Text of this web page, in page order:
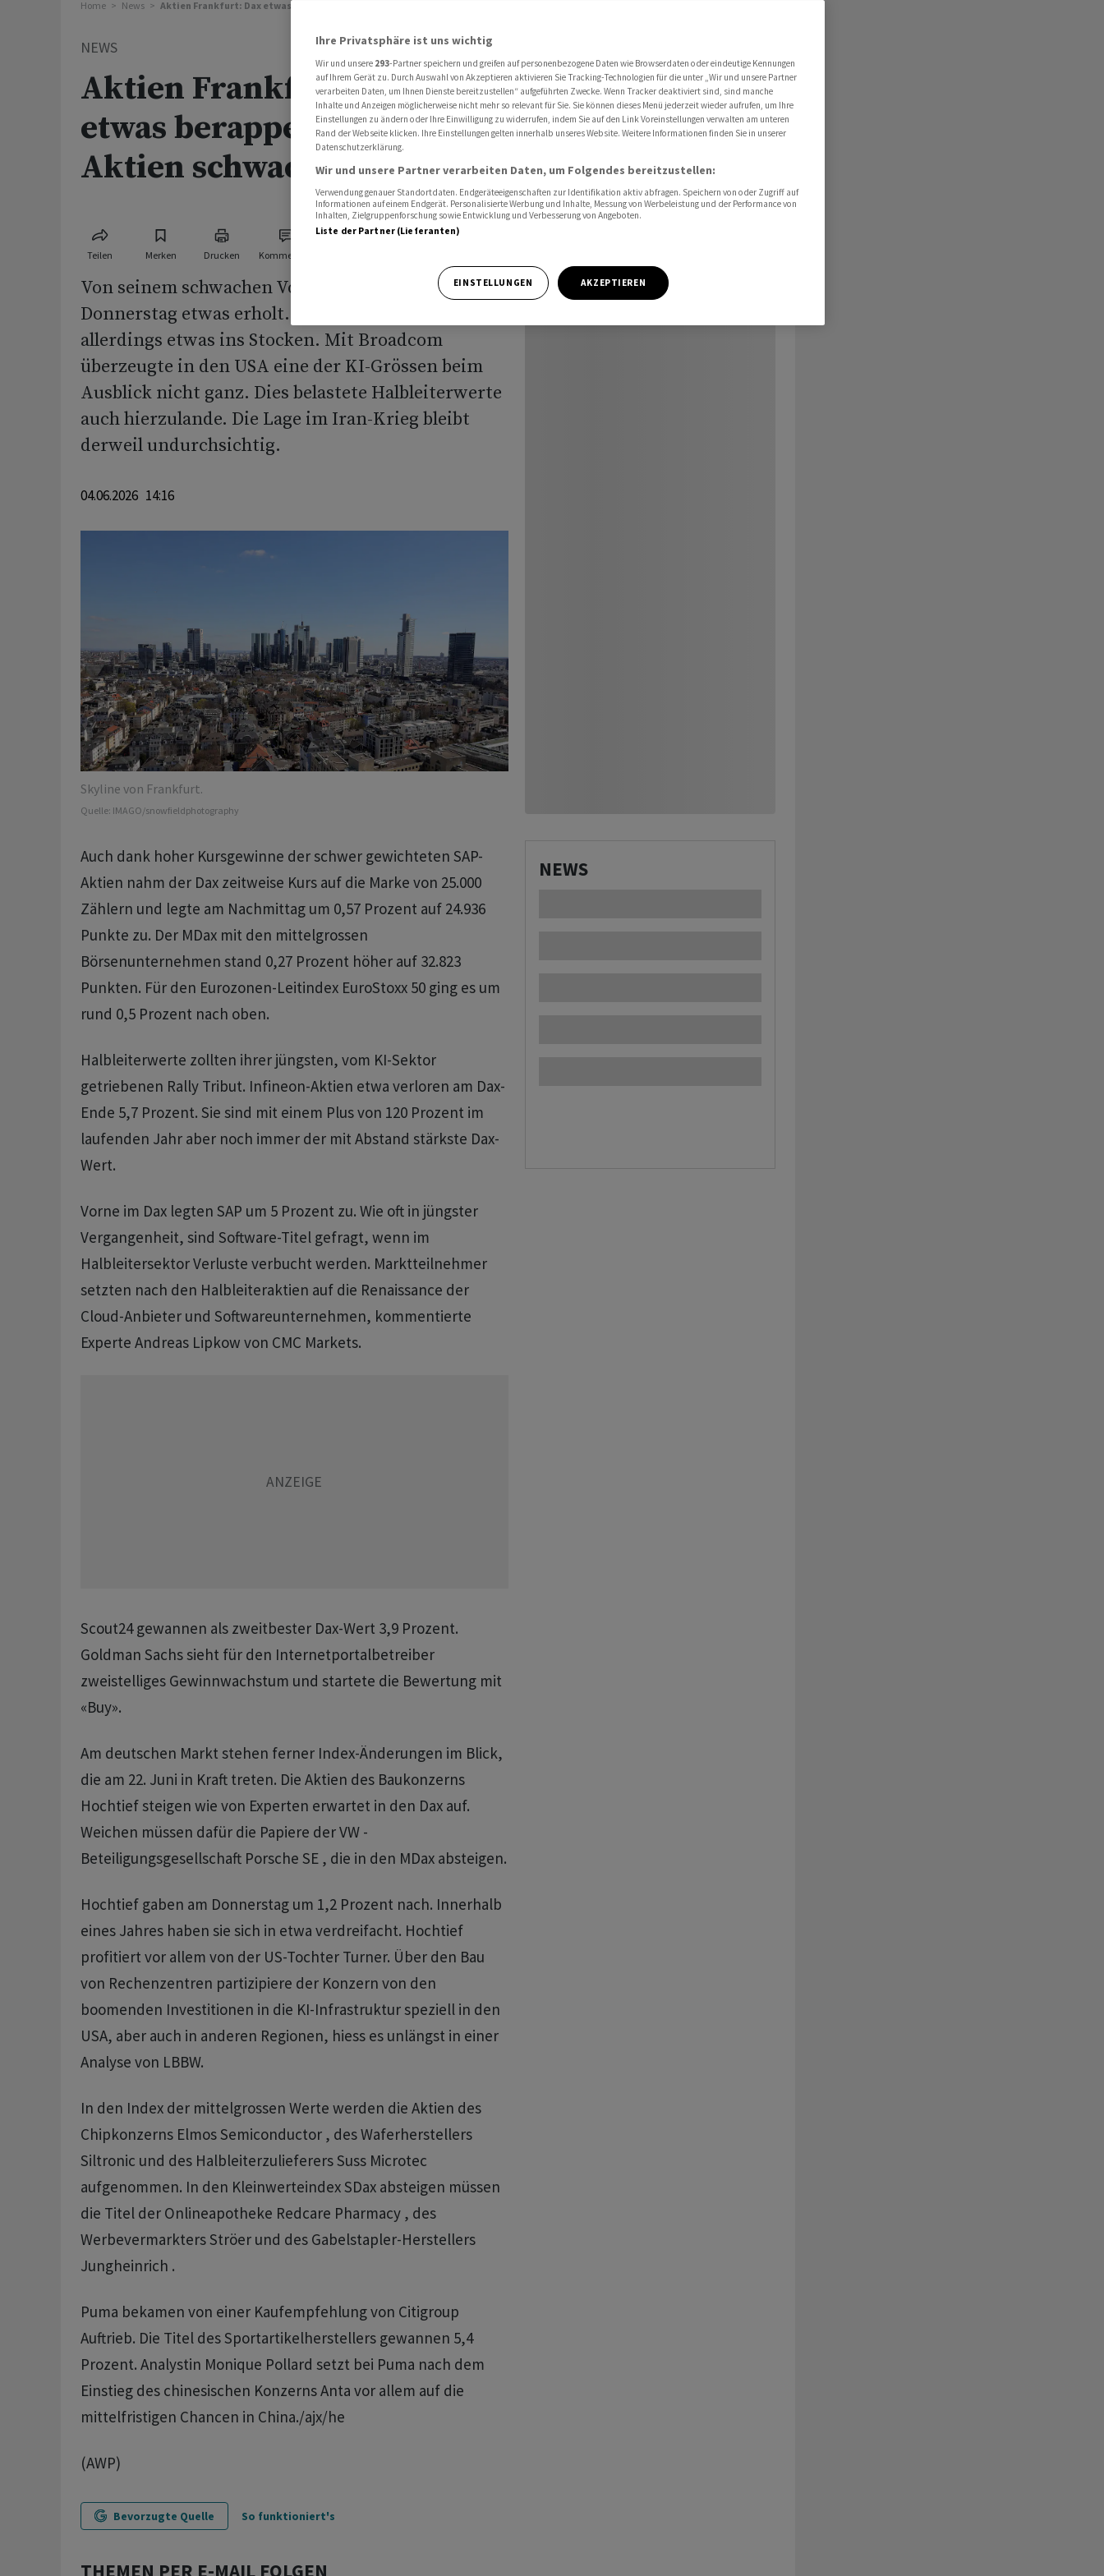
Home News Aktien Frankfurt: Dax etwas berappelt - Chip-Aktien schwach
NEWS
Aktien Frankfurt: Dax
etwas berappelt - Chip-
Aktien schwach
Teilen Merken Drucken Kommentare
Von seinem schwachen Vortag hat sich der Dax am
Donnerstag etwas erholt. Die KI-Rally geriet
allerdings etwas ins Stocken. Mit Broadcom
überzeugte in den USA eine der KI-Grössen beim
Ausblick nicht ganz. Dies belastete Halbleiterwerte
auch hierzulande. Die Lage im Iran-Krieg bleibt
derweil undurchsichtig.
04.06.2026 14:16
Skyline von Frankfurt.
Quelle: IMAGO/snowfieldphotography
Auch dank hoher Kursgewinne der schwer gewichteten SAP-
Aktien nahm der Dax zeitweise Kurs auf die Marke von 25.000
Zählern und legte am Nachmittag um 0,57 Prozent auf 24.936
Punkte zu. Der MDax mit den mittelgrossen
Börsenunternehmen stand 0,27 Prozent höher auf 32.823
Punkten. Für den Eurozonen-Leitindex EuroStoxx 50 ging es um
rund 0,5 Prozent nach oben.
Halbleiterwerte zollten ihrer jüngsten, vom KI-Sektor
getriebenen Rally Tribut. Infineon-Aktien etwa verloren am Dax-
Ende 5,7 Prozent. Sie sind mit einem Plus von 120 Prozent im
laufenden Jahr aber noch immer der mit Abstand stärkste Dax-
Wert.
Vorne im Dax legten SAP um 5 Prozent zu. Wie oft in jüngster
Vergangenheit, sind Software-Titel gefragt, wenn im
Halbleitersektor Verluste verbucht werden. Marktteilnehmer
setzten nach den Halbleiteraktien auf die Renaissance der
Cloud-Anbieter und Softwareunternehmen, kommentierte
Experte Andreas Lipkow von CMC Markets.
Scout24 gewannen als zweitbester Dax-Wert 3,9 Prozent.
Goldman Sachs sieht für den Internetportalbetreiber
zweistelliges Gewinnwachstum und startete die Bewertung mit
«Buy».
Am deutschen Markt stehen ferner Index-Änderungen im Blick,
die am 22. Juni in Kraft treten. Die Aktien des Baukonzerns
Hochtief steigen wie von Experten erwartet in den Dax auf.
Weichen müssen dafür die Papiere der VW -
Beteiligungsgesellschaft Porsche SE , die in den MDax absteigen.
Hochtief gaben am Donnerstag um 1,2 Prozent nach. Innerhalb
eines Jahres haben sie sich in etwa verdreifacht. Hochtief
profitiert vor allem von der US-Tochter Turner. Über den Bau
von Rechenzentren partizipiere der Konzern von den
boomenden Investitionen in die KI-Infrastruktur speziell in den
USA, aber auch in anderen Regionen, hiess es unlängst in einer
Analyse von LBBW.
In den Index der mittelgrossen Werte werden die Aktien des
Chipkonzerns Elmos Semiconductor , des Waferherstellers
Siltronic und des Halbleiterzulieferers Suss Microtec
aufgenommen. In den Kleinwerteindex SDax absteigen müssen
die Titel der Onlineapotheke Redcare Pharmacy , des
Werbevermarkters Ströer und des Gabelstapler-Herstellers
Jungheinrich .
Puma bekamen von einer Kaufempfehlung von Citigroup
Auftrieb. Die Titel des Sportartikelherstellers gewannen 5,4
Prozent. Analystin Monique Pollard setzt bei Puma nach dem
Einstieg des chinesischen Konzerns Anta vor allem auf die
mittelfristigen Chancen in China./ajx/he
(AWP)
Bevorzugte Quelle So funktioniert's
THEMEN PER E-MAIL FOLGEN
NEWS
Ihre Privatsphäre ist uns wichtig
Wir und unsere 293-Partner speichern und greifen auf personenbezogene Daten wie Browserdaten oder eindeutige Kennungen
auf Ihrem Gerät zu. Durch Auswahl von Akzeptieren aktivieren Sie Tracking-Technologien für die unter „Wir und unsere Partner
verarbeiten Daten, um Ihnen Dienste bereitzustellen“ aufgeführten Zwecke. Wenn Tracker deaktiviert sind, sind manche
Inhalte und Anzeigen möglicherweise nicht mehr so relevant für Sie. Sie können dieses Menü jederzeit wieder aufrufen, um Ihre
Einstellungen zu ändern oder Ihre Einwilligung zu widerrufen, indem Sie auf den Link Voreinstellungen verwalten am unteren
Rand der Webseite klicken. Ihre Einstellungen gelten innerhalb unseres Website. Weitere Informationen finden Sie in unserer
Datenschutzerklärung.
Wir und unsere Partner verarbeiten Daten, um Folgendes bereitzustellen:
Verwendung genauer Standortdaten. Endgeräteeigenschaften zur Identifikation aktiv abfragen. Speichern von oder Zugriff auf
Informationen auf einem Endgerät. Personalisierte Werbung und Inhalte, Messung von Werbeleistung und der Performance von
Inhalten, Zielgruppenforschung sowie Entwicklung und Verbesserung von Angeboten.
Liste der Partner (Lieferanten)
EINSTELLUNGEN AKZEPTIEREN